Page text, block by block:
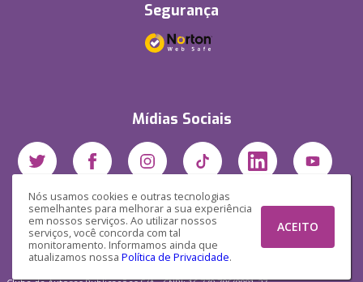
Nós usamos cookies e outras tecnologias
semelhantes para melhorar a sua experiência
em nossos serviços. Ao utilizar nossos
serviços, você concorda com tal
monitoramento. Informamos ainda que
atualizamos nossa Política de Privacidade.
ACEITO
Segurança
Mídias Sociais